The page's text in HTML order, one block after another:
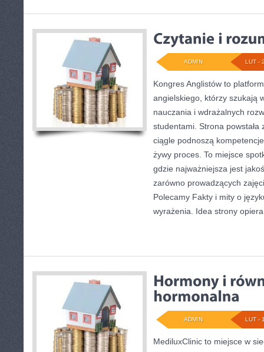
LUT -
ADMIN
Kongres Anglistów to
angielskiego, którzy szukają
nauczania i wdrażalnych
studentami. Strona
ciągle podnoszą
żywy proces. To miejsce
gdzie najważniejsza jest
zarówno prowadzących
Polecamy Fakty i mity o
wyrażenia. Idea strony opiera
LUT -
ADMIN
MediluxClinic to miejsce w